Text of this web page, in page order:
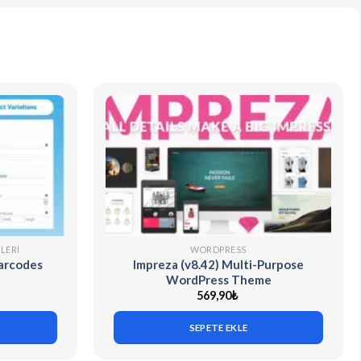
WORDPRESS
Impreza (v8.42) Multi-Purpose
WordPress Theme
569,90₺
SEPETE EKLE